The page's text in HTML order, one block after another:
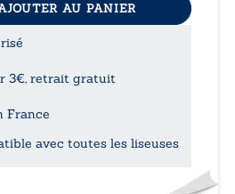
AU PANIER
3€, retrait gratuit
France
avec toutes les liseuses